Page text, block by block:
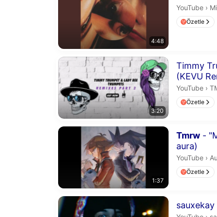
4:48
YouTube ›
Özetle
3:20
Timmy
(KEVU
Süre 3
YouTube ›
Özetle
1:37
Tmrw -
aura)
Süre 1
YouTube ›
Özetle
sauxekay
Süre 1